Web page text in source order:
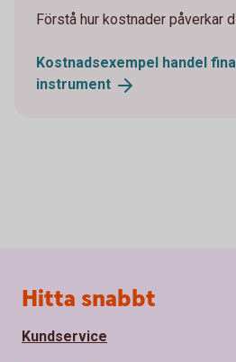
Förstå hur kostnader påverkar
Kostnadsexempel handel
instrument
Sidfot
Hitta snabbt
Kundservice